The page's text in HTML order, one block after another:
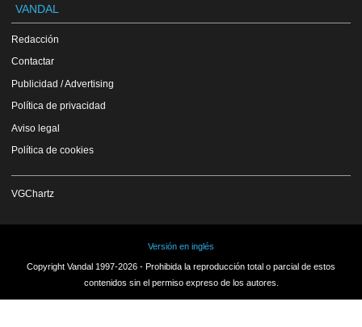
VANDAL
Redacción
Contactar
Publicidad / Advertising
Política de privacidad
Aviso legal
Política de cookies
VGChartz
Versión en inglés
Copyright Vandal 1997-2026 - Prohibida la reproducción total o parcial de estos
contenidos sin el permiso expreso de los autores.